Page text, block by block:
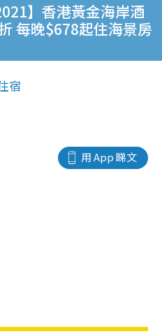
】香港黃金海岸酒
每晚$678起住海景房
宿
用 App 睇文